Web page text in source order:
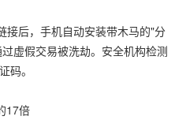
接后，手机自动安装带木马的"分
虚假交易被洗劫。安全机构检测
码。
17倍